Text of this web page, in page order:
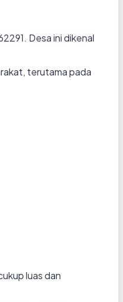
Desa ini dikenal
terutama pada
luas dan